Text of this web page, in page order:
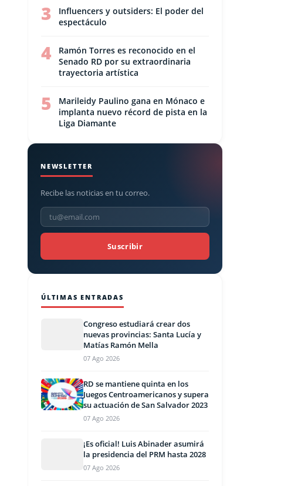
3
Influencers y outsiders: El poder del
espectáculo
4
Ramón Torres es reconocido en el
Senado RD por su extraordinaria
trayectoria artística
5
Marileidy Paulino gana en Mónaco e
implanta nuevo récord de pista en la
Liga Diamante
NEWSLETTER
Recibe las noticias en tu correo.
Suscribir
ÚLTIMAS ENTRADAS
Congreso estudiará crear dos
nuevas provincias: Santa Lucía y
Matías Ramón Mella
07 Ago 2026
RD se mantiene quinta en los
Juegos Centroamericanos y supera
su actuación de San Salvador 2023
07 Ago 2026
¡Es oficial! Luis Abinader asumirá
la presidencia del PRM hasta 2028
07 Ago 2026